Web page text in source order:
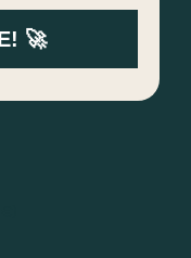
🚀